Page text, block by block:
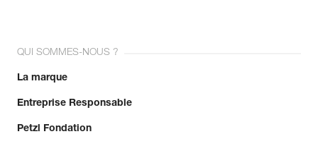
QUI SOMMES-NOUS ?
La marque
Entreprise Responsable
Petzl Fondation